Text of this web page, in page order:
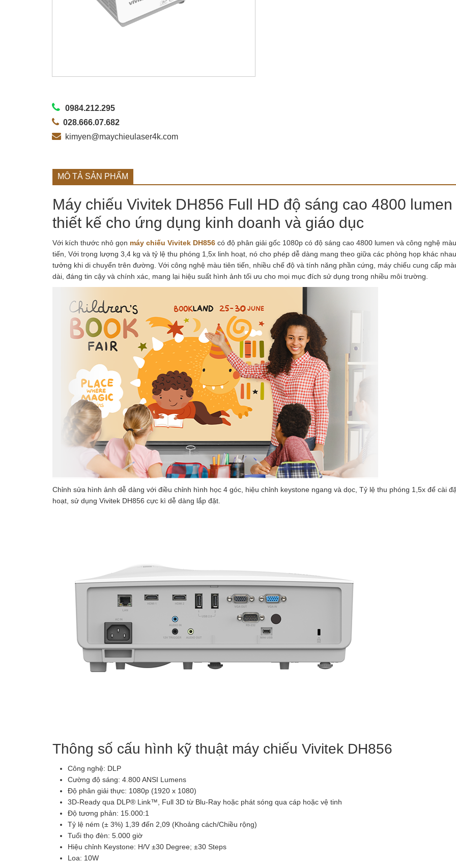
0984.212.295
028.666.07.682
kimyen@maychieulaser4k.com
MÔ TẢ SẢN PHẨM
Máy chiếu Vivitek DH856 Full HD độ sáng cao 4800 lumen
thiết kế cho ứng dụng kinh doanh và giáo dục
Với kích thước nhỏ gọn máy chiếu Vivitek DH856 có độ phân giải gốc 1080p có độ sáng cao 4800 lumen và công nghệ
tiến, Với trọng lượng 3,4 kg và tỷ lệ thu phóng 1,5x linh hoạt, nó cho phép dễ dàng mang theo giữa các phòng họp khác
tưởng khi di chuyển trên đường. Với công nghệ màu tiên tiến, nhiều chế độ và tính năng phần cứng, máy chiếu cung cấp
dài, đáng tin cậy và chính xác, mang lại hiệu suất hình ảnh tối ưu cho mọi mục đích sử dụng trong nhiều môi trường.
Chỉnh sửa hình ảnh dễ dàng với điều chỉnh hình học 4 góc, hiệu chỉnh keystone ngang và dọc, Tỷ lệ thu phóng 1,5x để cài
hoạt, sử dụng Vivitek DH856 cực kì dễ dàng lắp đặt.
Thông số cấu hình kỹ thuật máy chiếu Vivitek DH856
Công nghệ: DLP
Cường độ sáng: 4.800 ANSI Lumens
Độ phân giải thực: 1080p (1920 x 1080)
3D-Ready qua DLP® Link™, Full 3D từ Blu-Ray hoặc phát sóng qua cáp hoặc vệ tinh
Độ tương phản: 15.000:1
Tỷ lệ ném (± 3%) 1,39 đến 2,09 (Khoảng cách/Chiều rộng)
Tuổi thọ đèn: 5.000 giờ
Hiệu chỉnh Keystone: H/V ±30 Degree; ±30 Steps
Loa: 10W